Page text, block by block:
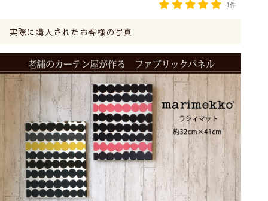
1件
実際に購入されたお客様の写真